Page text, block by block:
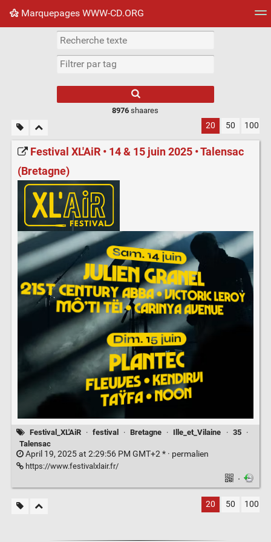
Marquepages WWW-CD.ORG
Nuage de tags Mur d'images
8976 shaares
20 50 100
Festival XL'AiR • 14 & 15 juin 2025 • Talensac
(Bretagne)
Festival_XL'AiR · festival · Bretagne · Ille_et_Vilaine · 35
·
Talensac
April 19, 2025 at 2:29:56 PM GMT+2 * · permalien
https://www.festivalxlair.fr/
·
20 50 100